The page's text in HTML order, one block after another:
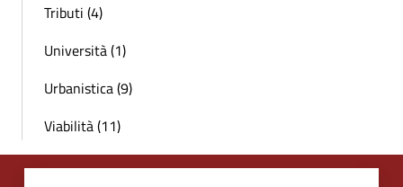
Tributi (4)
Università (1)
Urbanistica (9)
Viabilità (11)